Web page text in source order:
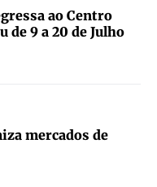
ao Centro
de 9 a 20 de Julho
mercados de